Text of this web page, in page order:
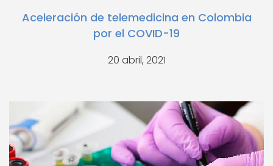
Aceleración de telemedicina en Colombia
por el COVID-19
20 abril, 2021